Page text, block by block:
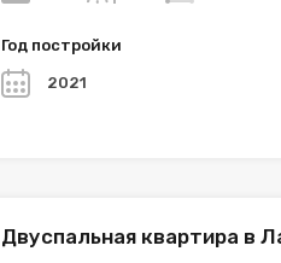
Год постройки
2021
Двуспальная квартира в